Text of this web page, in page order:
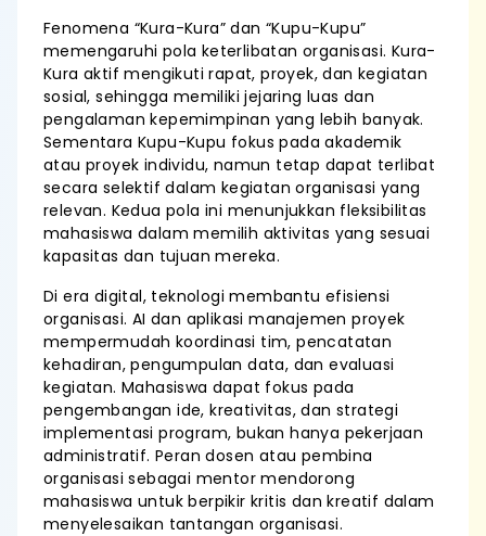
Fenomena “Kura-Kura” dan “Kupu-Kupu”
memengaruhi pola keterlibatan organisasi. Kura-
Kura aktif mengikuti rapat, proyek, dan kegiatan
sosial, sehingga memiliki jejaring luas dan
pengalaman kepemimpinan yang lebih banyak.
Sementara Kupu-Kupu fokus pada akademik
atau proyek individu, namun tetap dapat terlibat
secara selektif dalam kegiatan organisasi yang
relevan. Kedua pola ini menunjukkan fleksibilitas
mahasiswa dalam memilih aktivitas yang sesuai
kapasitas dan tujuan mereka.
Di era digital, teknologi membantu efisiensi
organisasi. AI dan aplikasi manajemen proyek
mempermudah koordinasi tim, pencatatan
kehadiran, pengumpulan data, dan evaluasi
kegiatan. Mahasiswa dapat fokus pada
pengembangan ide, kreativitas, dan strategi
implementasi program, bukan hanya pekerjaan
administratif. Peran dosen atau pembina
organisasi sebagai mentor mendorong
mahasiswa untuk berpikir kritis dan kreatif dalam
menyelesaikan tantangan organisasi.